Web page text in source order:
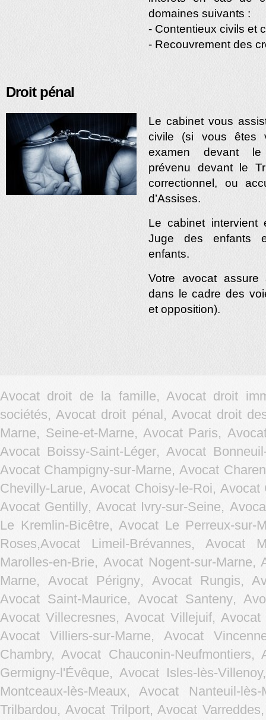
domaines suivants :
- Contentieux civils et
- Recouvrement des
Droit pénal
Le cabinet vous
civile (si vous êtes
examen devant le
prévenu devant le
correctionnel, ou
d’Assises.
Le cabinet intervient
Juge des enfants
enfants.
Votre avocat assure
dans le cadre des
et opposition).
Avocat droit de la famille, Avocat droit
sociétés, Avocat droit pénal, Avocat droit
Marne, Seine-et-Marne, Avocat Paris,
Avocat Boissy-Saint-Léger,Avocat
Avocat Champigny-sur-Marne,Avocat
Chevilly-Larue,Avocat Choisy-le-Roi, Avocat
Avocat Gentilly,Avocat Ivry-sur-Seine,
Le Kremlin-Bicêtre,Avocat Le Perreux-sur-
Roses,Avocat Limeil-Brévannes, Avocat
Marolles-en-Brie, Avocat Nogent-sur-Marne,
Marne, Avocat Périgny, Avocat Rungis,
Avocat Saint-Maurice,Avocat Santeny,
Avocat Villecresnes,Avocat Villejuif,Avocat
Avocat Villiers-sur-Marne,Avocat
Chambry, Avocat Chauconin-
Germigny-l'Évêque, Avocat Isles-lès-
Montceaux-lès-Meaux, Avocat Nanteuil-
Trilbardou, Avocat Trilport, Avocat